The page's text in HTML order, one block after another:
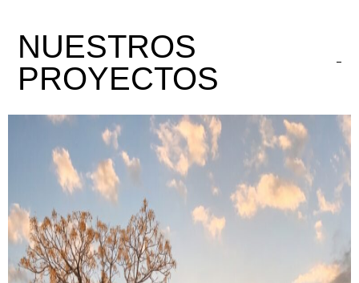
NUESTROS
PROYECTOS